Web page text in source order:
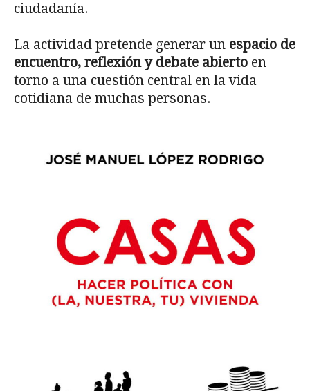
ciudadanía.
La actividad pretende generar un espacio de
encuentro, reflexión y debate abierto en
torno a una cuestión central en la vida
cotidiana de muchas personas.